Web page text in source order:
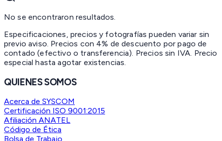
No se encontraron resultados.
Especificaciones, precios y fotografías pueden variar sin
previo aviso. Precios con 4% de descuento por pago de
contado (efectivo o transferencia). Precios sin IVA. Precio
especial hasta agotar existencias.
QUIENES SOMOS
Acerca de SYSCOM
Certificación ISO 9001:2015
Afiliación ANATEL
Código de Ética
Bolsa de Trabajo